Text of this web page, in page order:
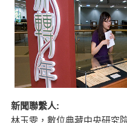
新聞聯繫人:
林玉雯，數位典藏中央研究